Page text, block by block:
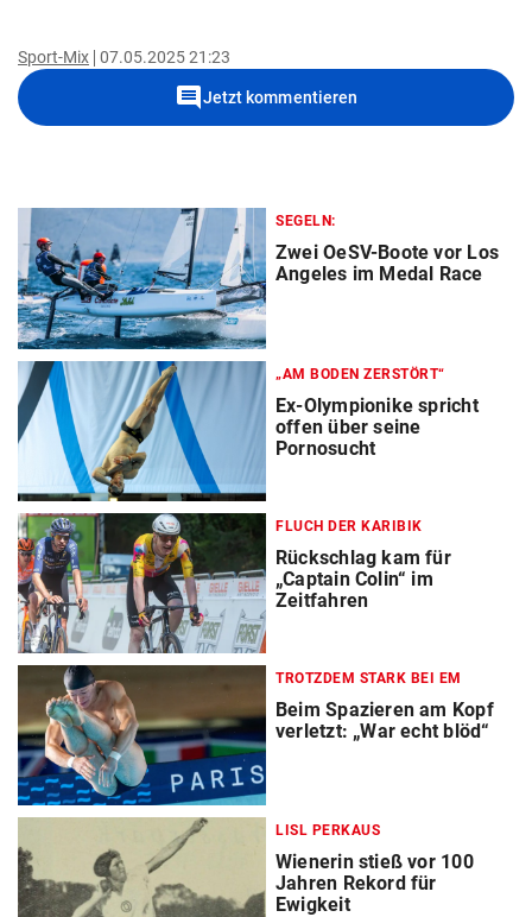
Sport-Mix 07.05.2025 21:23
commentJetzt kommentieren
SEGELN:
Zwei OeSV-Boote vor Los
Angeles im Medal Race
„AM BODEN ZERSTÖRT“
Ex-Olympionike spricht
offen über seine
Pornosucht
FLUCH DER KARIBIK
Rückschlag kam für
„Captain Colin“ im
Zeitfahren
TROTZDEM STARK BEI EM
Beim Spazieren am Kopf
verletzt: „War echt blöd“
LISL PERKAUS
Wienerin stieß vor 100
Jahren Rekord für
Ewigkeit